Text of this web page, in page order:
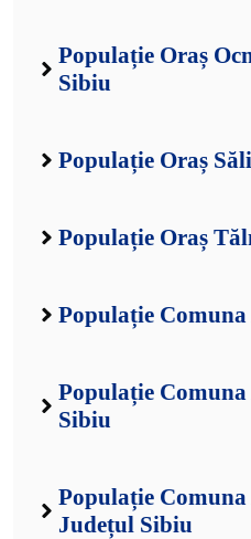
Populație Oraș
Sibiu
Populație Oraș
Populație Oraș
Populație
Populație
Sibiu
Populație
Județul Sibiu